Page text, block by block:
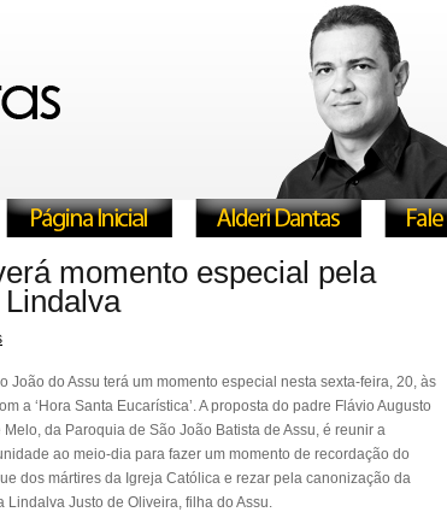
momento especial pela
João do Assu terá um momento especial nesta sexta-feira, 20, às
a ‘Hora Santa Eucarística’. A proposta do padre Flávio Augusto
Melo, da Paroquia de São João Batista de Assu, é reunir a
ao meio-dia para fazer um momento de recordação do
dos mártires da Igreja Católica e rezar pela canonização da
Lindalva Justo de Oliveira, filha do Assu.